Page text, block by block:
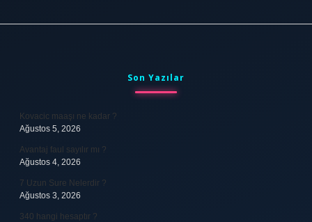
Son Yazılar
Kovacic maaşı ne kadar ?
Ağustos 5, 2026
Avantaj faul sayılır mı ?
Ağustos 4, 2026
7 Uzun Sure Nelerdir ?
Ağustos 3, 2026
340 hangi hesaptır ?